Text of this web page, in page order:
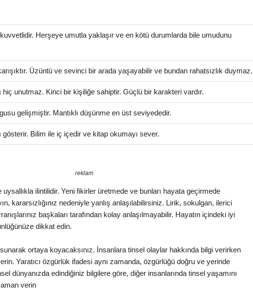
Herşeye umutla yaklaşır ve en kötü durumlarda bile umudunu
Üzüntü ve sevinci bir arada yaşayabilir ve bundan rahatsızlık duymaz.
hiç unutmaz. Kinci bir kişiliğe sahiptir. Güçlü bir karakteri vardır.
gelişmiştir. Mantıklı düşünme en üst seviyededir.
gösterir. Bilim ile iç içedir ve kitap okumayı sever.
reklam
ilintilidir. Yeni fikirler üretmede ve bunları hayata geçirmede
kararsızlığınız nedeniyle yanlış anlaşılabilirsiniz. Lirik, sokulgan, ilerici
başkaları tarafından kolay anlaşılmayabilir. Hayatın içindeki iyi
dikkat edin.
ortaya koyacaksınız. İnsanlara tinsel olaylar hakkında bilgi verirken
Yaratıcı özgürlük ifadesi aynı zamanda, özgürlüğü doğru ve yerinde
dünyanızda edindiğiniz bilgilere göre, diğer insanlarında tinsel yaşamını
verin